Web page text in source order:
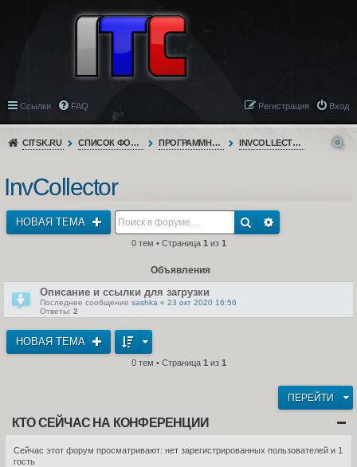
Ссылки FAQ Вход
Регистрация
CITSK.RU СПИСОК ФОРУМОВ ПРОГРАММНОЕ ОБЕСПЕЧЕНИЕ INVCOLLECTOR
InvCollector
НОВАЯ ТЕМА
0 тем • Страница 1 из 1
Объявления
Описание и ссылки для загрузки
Последнее сообщение sashka « 23 окт 2020 16:56
Ответы: 2
НОВАЯ ТЕМА
0 тем • Страница 1 из 1
ПЕРЕЙТИ
КТО СЕЙЧАС НА КОНФЕРЕНЦИИ
Сейчас этот форум просматривают: нет зарегистрированных пользователей и 1
гость